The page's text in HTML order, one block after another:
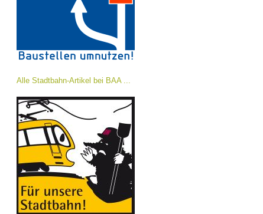
Alle Stadtbahn-Artikel bei BAA ...